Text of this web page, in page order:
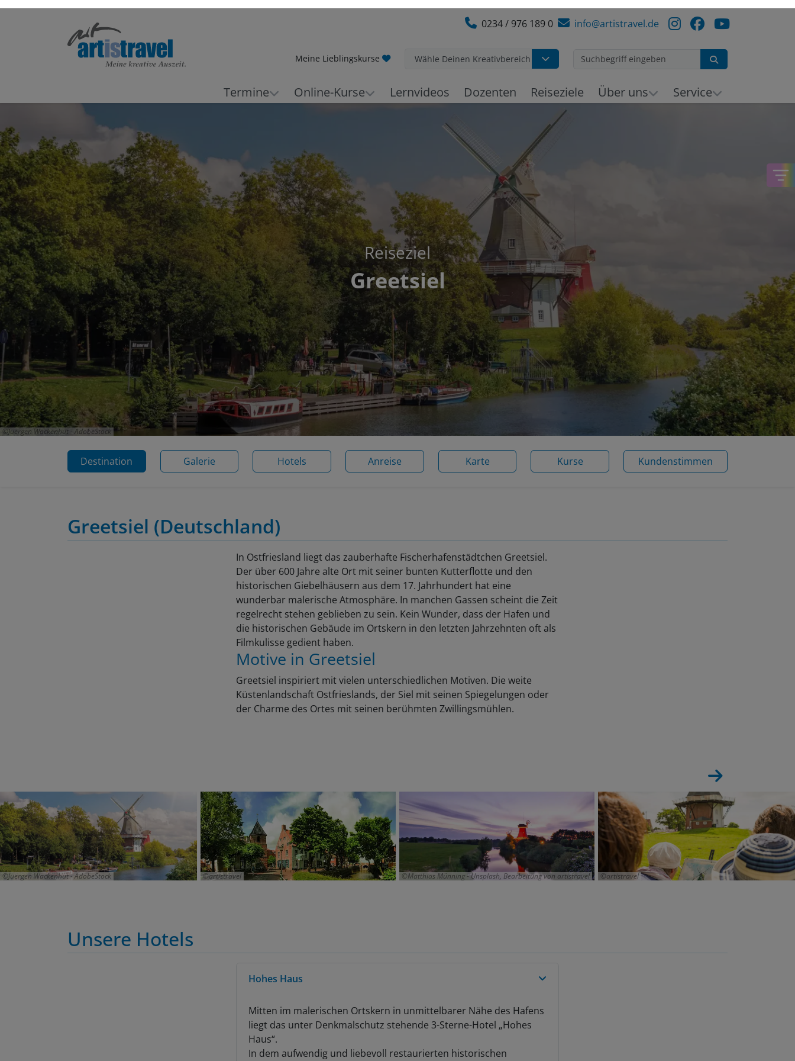
Suchen
Termine Online-Kurse Lernvideos Reiseziele Über uns Service
Juergen Wackenhut - AdobeStock
Reiseziel
Greetsiel
Destination Galerie Hotels Anreise Karte Kurse Kundenstimmen
Greetsiel (Deutschland)
In Ostfriesland liegt das zauberhafte Fischerhafenstädtchen Greetsiel.
Der über 600 Jahre alte Ort mit seiner bunten Kutterflotte und den
historischen Giebelhäusern aus dem 17. Jahrhundert hat eine
wunderbar malerische Atmosphäre. In manchen Gassen scheint die Zeit
regelrecht stehen geblieben zu sein. Kein Wunder, dass der Hafen und
die historischen Gebäude im Ortskern in den letzten Jahrzehnten oft als
Filmkulisse gedient haben.
Motive in Greetsiel
Greetsiel inspiriert mit vielen unterschiedlichen Motiven. Die weite
Küstenlandschaft Ostfrieslands, der Siel mit seinen Spiegelungen oder
der Charme des Ortes mit seinen berühmten Zwillingsmühlen.
Juergen Wackenhut - AdobeStock artistravel Matthias Münning - Unsplash, Bearbeitung von artistravel artistravel
Unsere Hotels
Hohes Haus
Mitten im malerischen Ortskern in unmittelbarer Nähe des Hafens
liegt das unter Denkmalschutz stehende 3-Sterne-Hotel „Hohes
Haus“.
In dem aufwendig und liebevoll restaurierten historischen